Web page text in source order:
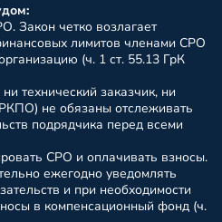
Закон четко возлагает
лимитов членами СРО
(ч. 1 ст. 55.13 ГрК
технический заказчик, ни
не обязаны отслеживать
подрядчика перед всеми
СРО и оплачивать взносы.
ежегодно уведомлять
и при необходимости
в компенсационный фонд (ч.